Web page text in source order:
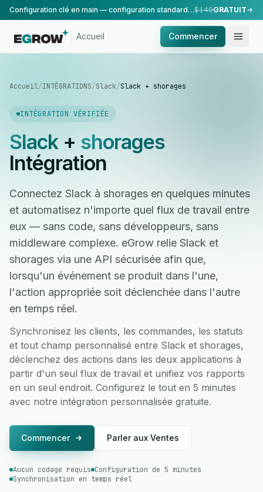
Configuration clé en main — configuration standard, réalisée par notre équipe.$149GRATUIT
Accueil Commencer
Accueil/INTÉGRATIONS/Slack/Slack + shorages
INTÉGRATION VÉRIFIÉE
Slack+ shorages
Intégration
Connectez Slack à shorages en quelques minutes
et automatisez n'importe quel flux de travail entre
eux — sans code, sans développeurs, sans
middleware complexe. eGrow relie Slack et
shorages via une API sécurisée afin que,
lorsqu'un événement se produit dans l'une,
l'action appropriée soit déclenchée dans l'autre
en temps réel.
Synchronisez les clients, les commandes, les statuts
et tout champ personnalisé entre Slack et shorages,
déclenchez des actions dans les deux applications à
partir d'un seul flux de travail et unifiez vos rapports
en un seul endroit. Configurez le tout en 5 minutes
avec notre intégration personnalisée gratuite.
Commencer Parler aux Ventes
Aucun codage requis Configuration de 5 minutes
Synchronisation en temps réel